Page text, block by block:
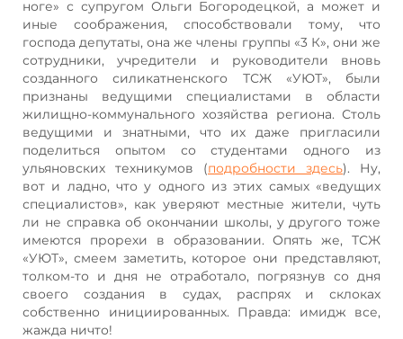
ноге» с супругом Ольги Богородецкой, а может и
иные соображения, способствовали тому, что
господа депутаты, она же члены группы «3 К», они же
сотрудники, учредители и руководители вновь
созданного силикатненского ТСЖ «УЮТ», были
признаны ведущими специалистами в области
жилищно-коммунального хозяйства региона. Столь
ведущими и знатными, что их даже пригласили
поделиться опытом со студентами одного из
ульяновских техникумов (подробности здесь). Ну,
вот и ладно, что у одного из этих самых «ведущих
специалистов», как уверяют местные жители, чуть
ли не справка об окончании школы, у другого тоже
имеются прорехи в образовании. Опять же, ТСЖ
«УЮТ», смеем заметить, которое они представляют,
толком-то и дня не отработало, погрязнув со дня
своего создания в судах, распрях и склоках
собственно инициированных. Правда: имидж все,
жажда ничто!